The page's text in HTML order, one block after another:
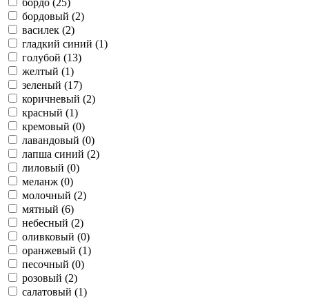
бордо (25)
бордовый (2)
василек (2)
гладкий синий (1)
голубой (13)
желтый (1)
зеленый (17)
коричневый (2)
красный (1)
кремовый (0)
лавандовый (0)
лапша синий (2)
лиловый (0)
меланж (0)
молочный (2)
мятный (6)
небесный (2)
оливковый (0)
оранжевый (1)
песочный (0)
розовый (2)
салатовый (1)